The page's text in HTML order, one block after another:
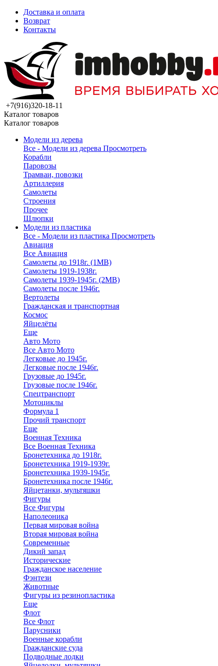
Доставка и оплата
Возврат
Контакты
+7(916)320-18-11
Каталог товаров
Каталог товаров
Модели из дерева
Все - Модели из дерева Просмотреть
Корабли
Паровозы
Трамваи, повозки
Артиллерия
Самолеты
Строения
Прочее
Шлюпки
Модели из пластика
Все - Модели из пластика Просмотреть
Авиация
Все Авиация
Самолеты до 1918г. (1МВ)
Самолеты 1919-1938г.
Самолеты 1939-1945г. (2МВ)
Самолеты после 1946г.
Вертолеты
Гражданская и транспортная
Космос
Яйцелёты
Еще
Авто Мото
Все Авто Мото
Легковые до 1945г.
Легковые после 1946г.
Грузовые до 1945г.
Грузовые после 1946г.
Спецтранспорт
Мотоциклы
Формула 1
Прочий транспорт
Еще
Военная Техника
Все Военная Техника
Бронетехника до 1918г.
Бронетехника 1919-1939г.
Бронетехника 1939-1945г.
Бронетехника после 1946г.
Яйцетанки, мультяшки
Фигуры
Все Фигуры
Наполеоника
Первая мировая война
Вторая мировая война
Современные
Дикий запад
Исторические
Гражданское население
Фэнтези
Животные
Фигуры из резинопластика
Еще
Флот
Все Флот
Парусники
Военные корабли
Гражданские суда
Подводные лодки